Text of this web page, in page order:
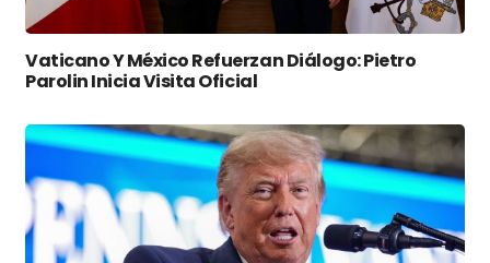
Vaticano Y México Refuerzan Diálogo: Pietro
Parolin Inicia Visita Oficial